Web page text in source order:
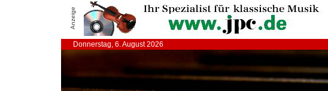
Anzeige
Donnerstag, 6. August 2026